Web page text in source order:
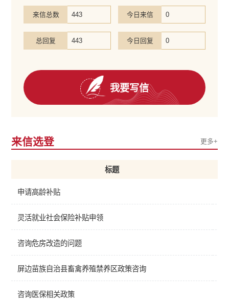
来信总数 443 今日来信 0
总回复 443 今日回复 0
我要写信
来信选登 更多+
标题
申请高龄补贴
灵活就业社会保险补贴申领
咨询危房改造的问题
屏边苗族自治县畜禽养殖禁养区政策咨询
咨询医保相关政策